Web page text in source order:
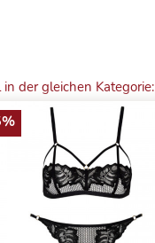
der gleichen Kategorie: